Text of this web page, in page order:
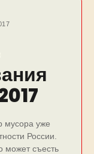
мусора уже
России.
съесть